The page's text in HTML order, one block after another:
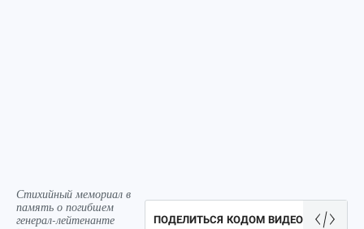
Стихийный мемориал в
память о погибшем
генерал-лейтенанте
ПОДЕЛИТЬСЯ КОДОМ ВИДЕО